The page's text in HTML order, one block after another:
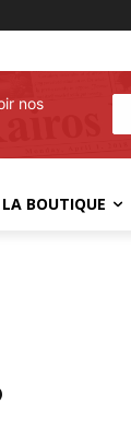
nos
LA BOUTIQUE